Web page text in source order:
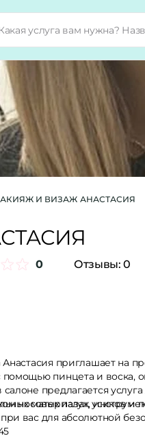
И ВИЗАЖ АНАСТАСИЯ
0 Отзывы:0
Анастасия приглашает на
помощью пинцета и
предлагается
носовых пазух, усиков и
материалах,
вас для абсолютной